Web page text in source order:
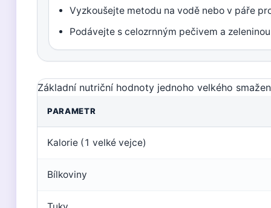
Vyzkoušejte metodu na vodě nebo v páře
Podávejte s celozrnným pečivem a zeleninou
Základní nutriční hodnoty jednoho velkého
PARAMETR
Kalorie (1 velké vejce)
Bílkoviny